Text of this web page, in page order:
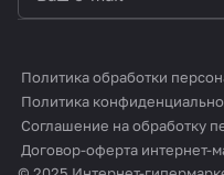
Политика обработки
Политика
Соглашение на обработку
Договор-оферта интернет-